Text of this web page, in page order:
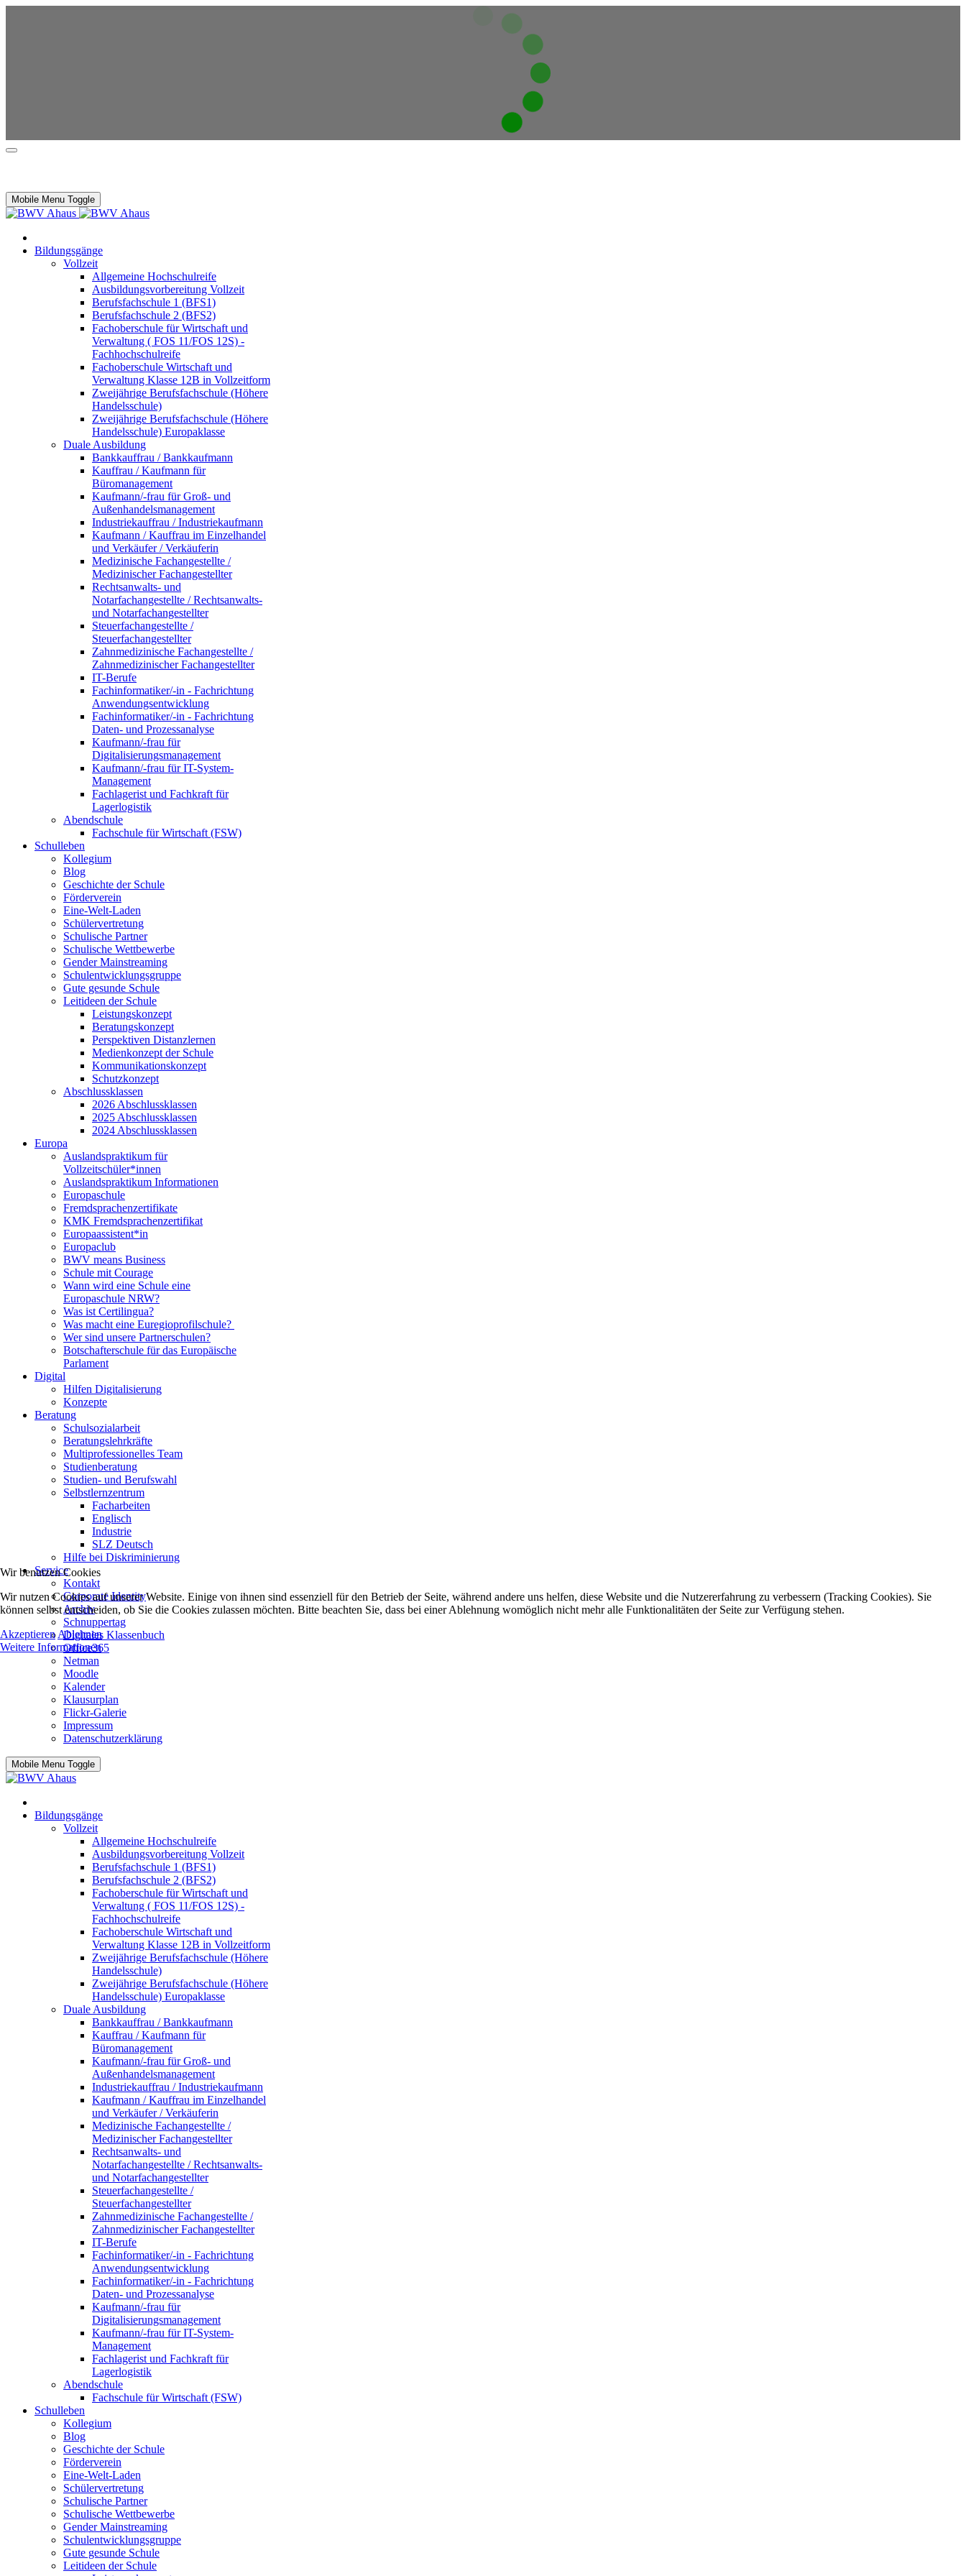
Mobile Menu Toggle
Bildungsgänge
Vollzeit
Allgemeine Hochschulreife
Ausbildungsvorbereitung Vollzeit
Berufsfachschule 1 (BFS1)
Berufsfachschule 2 (BFS2)
Fachoberschule für Wirtschaft und
Verwaltung ( FOS 11/FOS 12S) -
Fachhochschulreife
Fachoberschule Wirtschaft und
Verwaltung Klasse 12B in Vollzeitform
Zweijährige Berufsfachschule (Höhere
Handelsschule)
Zweijährige Berufsfachschule (Höhere
Handelsschule) Europaklasse
Duale Ausbildung
Bankkauffrau / Bankkaufmann
Kauffrau / Kaufmann für
Büromanagement
Kaufmann/-frau für Groß- und
Außenhandelsmanagement
Industriekauffrau / Industriekaufmann
Kaufmann / Kauffrau im Einzelhandel
und Verkäufer / Verkäuferin
Medizinische Fachangestellte /
Medizinischer Fachangestellter
Rechtsanwalts- und
Notarfachangestellte / Rechtsanwalts-
und Notarfachangestellter
Steuerfachangestellte /
Steuerfachangestellter
Zahnmedizinische Fachangestellte /
Zahnmedizinischer Fachangestellter
IT-Berufe
Fachinformatiker/-in - Fachrichtung
Anwendungsentwicklung
Fachinformatiker/-in - Fachrichtung
Daten- und Prozessanalyse
Kaufmann/-frau für
Digitalisierungsmanagement
Kaufmann/-frau für IT-System-
Management
Fachlagerist und Fachkraft für
Lagerlogistik
Abendschule
Fachschule für Wirtschaft (FSW)
Schulleben
Kollegium
Blog
Geschichte der Schule
Förderverein
Eine-Welt-Laden
Schülervertretung
Schulische Partner
Schulische Wettbewerbe
Gender Mainstreaming
Schulentwicklungsgruppe
Gute gesunde Schule
Leitideen der Schule
Leistungskonzept
Beratungskonzept
Perspektiven Distanzlernen
Medienkonzept der Schule
Kommunikationskonzept
Schutzkonzept
Abschlussklassen
2026 Abschlussklassen
2025 Abschlussklassen
2024 Abschlussklassen
Europa
Auslandspraktikum für
Vollzeitschüler*innen
Auslandspraktikum Informationen
Europaschule
Fremdsprachenzertifikate
KMK Fremdsprachenzertifikat
Europaassistent*in
Europaclub
BWV means Business
Schule mit Courage
Wann wird eine Schule eine
Europaschule NRW?
Was ist Certilingua?
Was macht eine Euregioprofilschule?
Wer sind unsere Partnerschulen?
Botschafterschule für das Europäische
Parlament
Digital
Hilfen Digitalisierung
Konzepte
Beratung
Schulsozialarbeit
Beratungslehrkräfte
Multiprofessionelles Team
Studienberatung
Studien- und Berufswahl
Selbstlernzentrum
Facharbeiten
Englisch
Industrie
SLZ Deutsch
Hilfe bei Diskriminierung
Service
Kontakt
Corporate Identity
Archiv
Schnuppertag
Digitales Klassenbuch
Office365
Netman
Moodle
Kalender
Klausurplan
Flickr-Galerie
Impressum
Datenschutzerklärung
Mobile Menu Toggle
Bildungsgänge
Vollzeit
Allgemeine Hochschulreife
Ausbildungsvorbereitung Vollzeit
Berufsfachschule 1 (BFS1)
Berufsfachschule 2 (BFS2)
Fachoberschule für Wirtschaft und
Verwaltung ( FOS 11/FOS 12S) -
Fachhochschulreife
Fachoberschule Wirtschaft und
Verwaltung Klasse 12B in Vollzeitform
Zweijährige Berufsfachschule (Höhere
Handelsschule)
Zweijährige Berufsfachschule (Höhere
Handelsschule) Europaklasse
Duale Ausbildung
Bankkauffrau / Bankkaufmann
Kauffrau / Kaufmann für
Büromanagement
Kaufmann/-frau für Groß- und
Außenhandelsmanagement
Industriekauffrau / Industriekaufmann
Kaufmann / Kauffrau im Einzelhandel
und Verkäufer / Verkäuferin
Medizinische Fachangestellte /
Medizinischer Fachangestellter
Rechtsanwalts- und
Notarfachangestellte / Rechtsanwalts-
und Notarfachangestellter
Steuerfachangestellte /
Steuerfachangestellter
Zahnmedizinische Fachangestellte /
Zahnmedizinischer Fachangestellter
IT-Berufe
Fachinformatiker/-in - Fachrichtung
Anwendungsentwicklung
Fachinformatiker/-in - Fachrichtung
Daten- und Prozessanalyse
Kaufmann/-frau für
Digitalisierungsmanagement
Kaufmann/-frau für IT-System-
Management
Fachlagerist und Fachkraft für
Lagerlogistik
Abendschule
Fachschule für Wirtschaft (FSW)
Schulleben
Kollegium
Blog
Geschichte der Schule
Förderverein
Eine-Welt-Laden
Schülervertretung
Schulische Partner
Schulische Wettbewerbe
Gender Mainstreaming
Schulentwicklungsgruppe
Gute gesunde Schule
Leitideen der Schule
Wir benutzen Cookies
Wir nutzen Cookies auf unserer Website. Einige von ihnen sind essenziell für den Betrieb der Seite, während andere uns helfen, diese Website und die Nutzererfahrung zu verbessern (Tracking Cookies). Sie
können selbst entscheiden, ob Sie die Cookies zulassen möchten. Bitte beachten Sie, dass bei einer Ablehnung womöglich nicht mehr alle Funktionalitäten der Seite zur Verfügung stehen.
Akzeptieren Ablehnen
Weitere Informationen